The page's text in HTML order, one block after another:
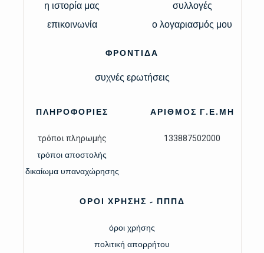
η ιστορία μας
επικοινωνία
συλλογές
ο λογαριασμός μου
ΦΡΟΝΤΙΔΑ
συχνές ερωτήσεις
ΠΛΗΡΟΦΟΡΙΕΣ
τρόποι πληρωμής
τρόποι αποστολής
δικαίωμα υπαναχώρησης
ΑΡΙΘΜΟΣ Γ.Ε.ΜΗ
133887502000
ΟΡΟΙ ΧΡΗΣΗΣ - ΠΠΠΔ
όροι χρήσης
πολιτική απορρήτου